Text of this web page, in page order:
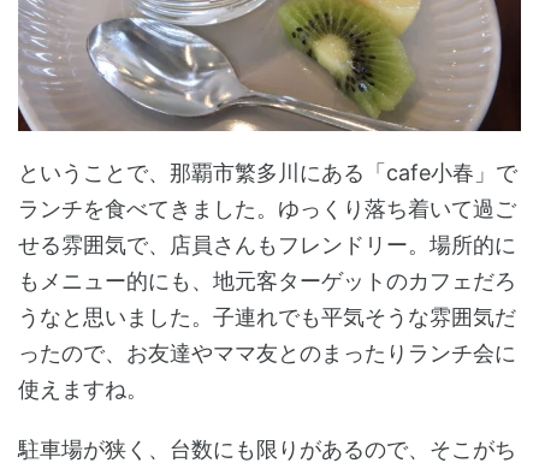
ということで、那覇市繁多川にある「cafe小春」で
ランチを食べてきました。ゆっくり落ち着いて過ご
せる雰囲気で、店員さんもフレンドリー。場所的に
もメニュー的にも、地元客ターゲットのカフェだろ
うなと思いました。子連れでも平気そうな雰囲気だ
ったので、お友達やママ友とのまったりランチ会に
使えますね。
駐車場が狭く、台数にも限りがあるので、そこがち